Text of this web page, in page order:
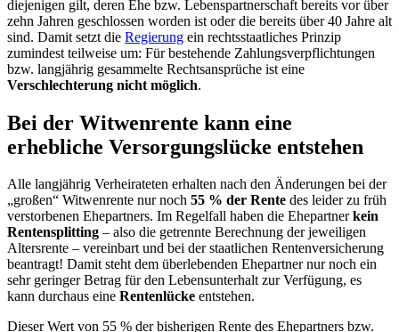
diejenigen gilt, deren Ehe bzw. Lebenspartnerschaft bereits vor über
zehn Jahren geschlossen worden ist oder die bereits über 40 Jahre alt
sind. Damit setzt die Regierung ein rechtsstaatliches Prinzip
zumindest teilweise um: Für bestehende Zahlungsverpflichtungen
bzw. langjährig gesammelte Rechtsansprüche ist eine
Verschlechterung nicht möglich.
Bei der Witwenrente kann eine
erhebliche Versorgungslücke entstehen
Alle langjährig Verheirateten erhalten nach den Änderungen bei der
„großen“ Witwenrente nur noch 55 % der Rente des leider zu früh
verstorbenen Ehepartners. Im Regelfall haben die Ehepartnerkein
Rentensplitting – also die getrennte Berechnung der jeweiligen
Altersrente – vereinbart und bei der staatlichen Rentenversicherung
beantragt! Damit steht dem überlebenden Ehepartner nur noch ein
sehr geringer Betrag für den Lebensunterhalt zur Verfügung, es
kann durchaus eine Rentenlücke entstehen.
Dieser Wert von 55 % der bisherigen Rente des Ehepartners bzw.